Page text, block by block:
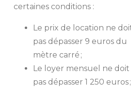
certaines conditions :
Le prix de location ne
pas dépasser 9 euros du
mètre carré ;
Le loyer mensuel ne doit
pas dépasser 1 250 euros ;